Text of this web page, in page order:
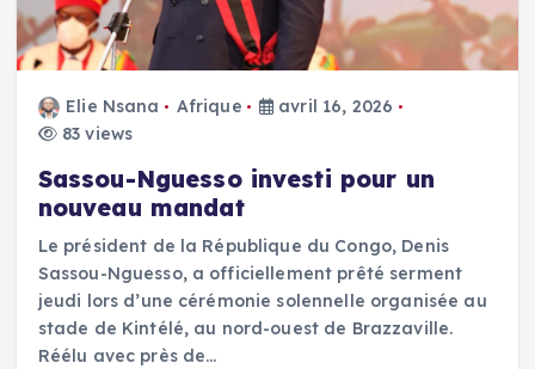
Elie Nsana Afrique
avril 16, 2026
83 views
Sassou-Nguesso investi pour un
nouveau mandat
Le président de la République du Congo, Denis
Sassou-Nguesso, a officiellement prêté serment
jeudi lors d’une cérémonie solennelle organisée au
stade de Kintélé, au nord-ouest de Brazzaville.
Réélu avec près de…